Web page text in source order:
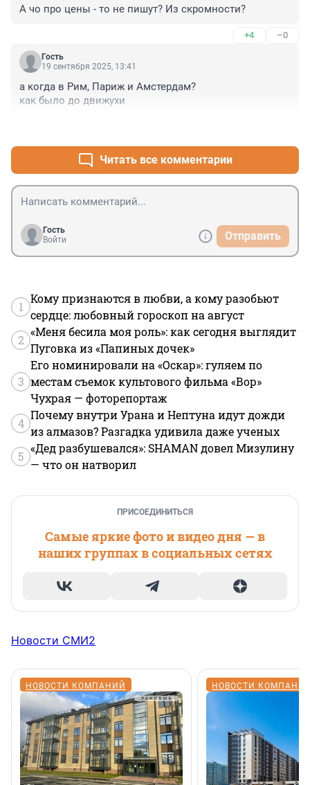
А чо про цены - то не пишут? Из скромности?
+4 –0
Гость
19 сентября 2025, 13:41
а когда в Рим, Париж и Амстердам?
как было до движухи
Читать все комментарии
Гость
Войти
Отправить
1
Кому признаются в любви, а кому разобьют
сердце: любовный гороскоп на август
2
«Меня бесила моя роль»: как сегодня выглядит
Пуговка из «Папиных дочек»
3
Его номинировали на «Оскар»: гуляем по
местам съемок культового фильма «Вор»
Чухрая — фоторепортаж
4
Почему внутри Урана и Нептуна идут дожди
из алмазов? Разгадка удивила даже ученых
5
«Дед разбушевался»: SHAMAN довел Мизулину
— что он натворил
ПРИСОЕДИНИТЬСЯ
Самые яркие фото и видео дня — в
наших группах в социальных сетях
Новости СМИ2
НОВОСТИ КОМПАНИЙ НОВОСТИ